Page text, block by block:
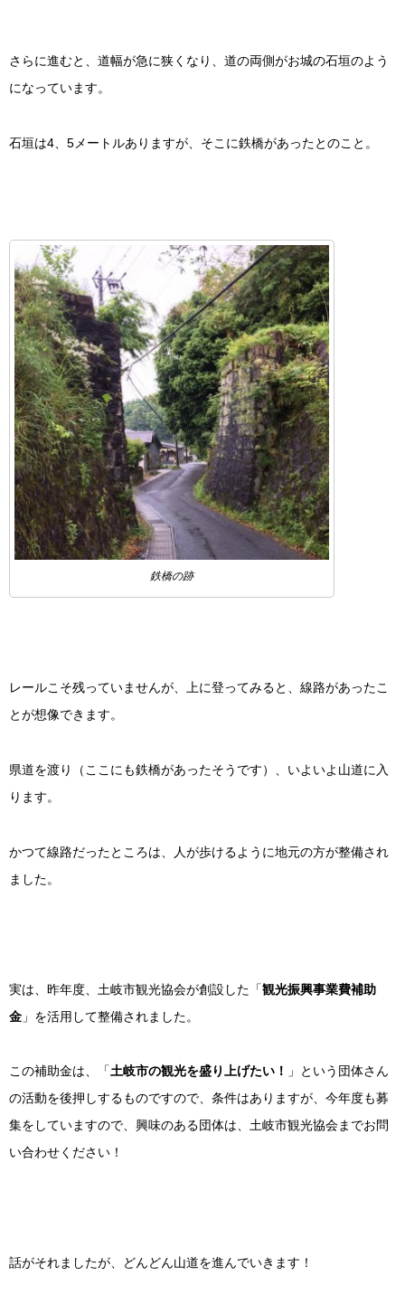
さらに進むと、道幅が急に狭くなり、道の両側がお城の石垣のよう
になっています。
石垣は4、5メートルありますが、そこに鉄橋があったとのこと。
鉄橋の跡
レールこそ残っていませんが、上に登ってみると、線路があったこ
とが想像できます。
県道を渡り（ここにも鉄橋があったそうです）、いよいよ山道に入
ります。
かつて線路だったところは、人が歩けるように地元の方が整備され
ました。
実は、昨年度、土岐市観光協会が創設した「観光振興事業費補助
金 」を活用して整備されました。
この補助金は、「土岐市の観光を盛り上げたい！
」という団体さん
の活動を後押しするものですので、条件はありますが、今年度も募
集をしていますので、興味のある団体は、土岐市観光協会までお問
い合わせください！
話がそれましたが、どんどん山道を進んでいきます！